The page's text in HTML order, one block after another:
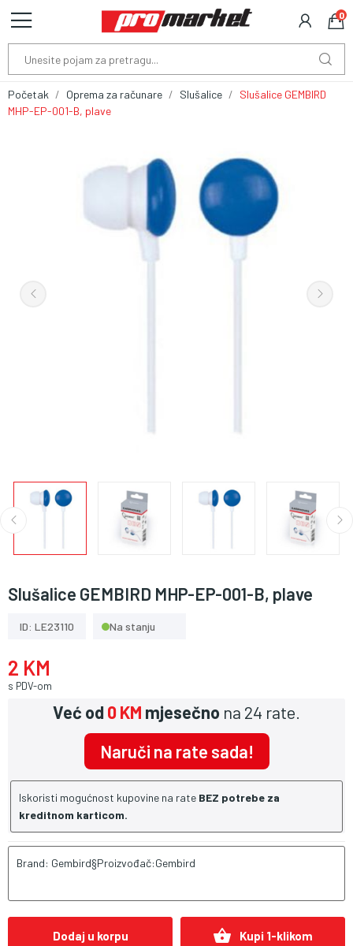
0
Početak Oprema za računare Slušalice
Slušalice GEMBIRD
MHP-EP-001-B, plave
Slušalice GEMBIRD MHP-EP-001-B, plave
ID: LE23110 Na stanju
2 KM
s PDV-om
Već od0 KM mjesečno na 24 rate.
Naruči na rate sada!
Iskoristi mogućnost kupovine na rate BEZ potrebe za
kreditnom karticom.
Brand: Gembird§Proizvođač:Gembird
Dodaj u korpu shopping_basket Kupi 1-klikom